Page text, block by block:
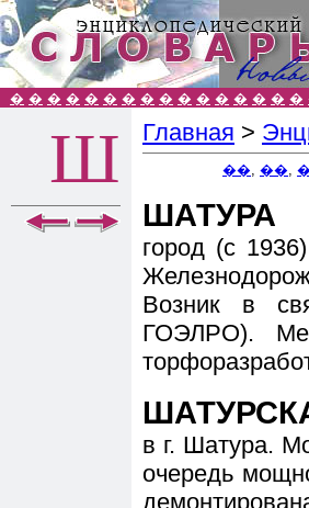
� � � � � � � � � � � � � � � �
Ш Главная >
��, ��,
ШАТУРА
город (с
Возник в
ГОЭЛРО).
в г. Шатура.
очередь